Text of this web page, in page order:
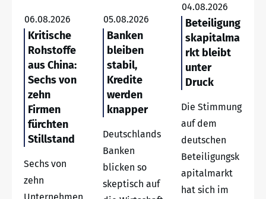
06.08.2026
Kritische
Rohstoffe
aus China:
Sechs von
zehn
Firmen
fürchten
Stillstand
Sechs von
zehn
Unternehmen
05.08.2026
Banken
bleiben
stabil,
Kredite
werden
knapper
Deutschlands
Banken
blicken so
skeptisch auf
04.08.2026
Beteiligung
skapitalma
rkt bleibt
unter
Druck
Die Stimmung
auf dem
deutschen
Beteiligungsk
apitalmarkt
hat sich im